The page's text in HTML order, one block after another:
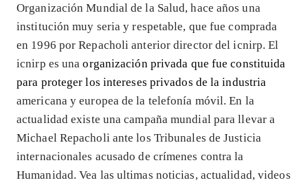
Organización Mundial de la Salud, hace años una
institución muy seria y respetable, que fue comprada
en 1996 por Repacholi anterior director del icnirp. El
icnirp es unaorganización privada que fue constituida
para proteger los intereses privados de la industria
americana y europea de la telefonía móvil. En la
actualidad existe una campaña mundial para llevar a
Michael Repacholi ante los Tribunales de Justicia
internacionales acusado de crímenes contra la
Humanidad. Vea las ultimas noticias, actualidad, videos